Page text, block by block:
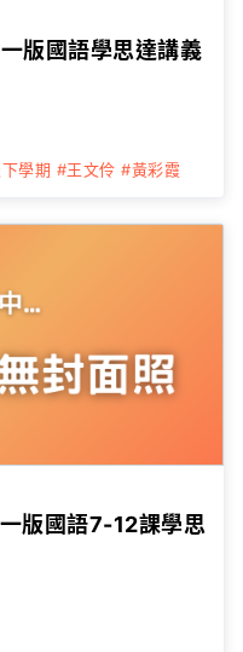
版國語學思達講義
學期 #王文伶 #黃彩霞
版國語7-12課學思